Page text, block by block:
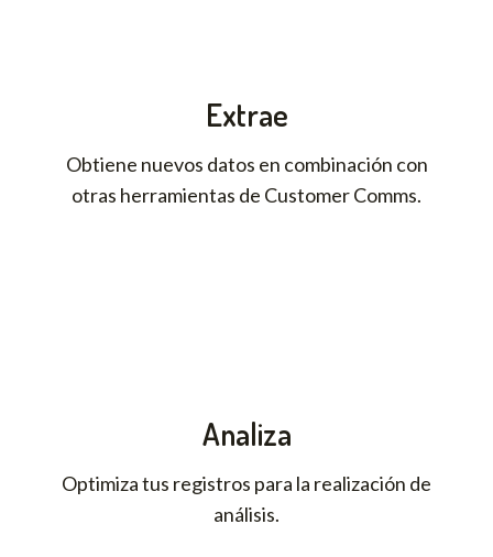
Extrae
Obtiene nuevos datos en combinación con
otras herramientas de Customer Comms.
Analiza
Optimiza tus registros para la realización de
análisis.